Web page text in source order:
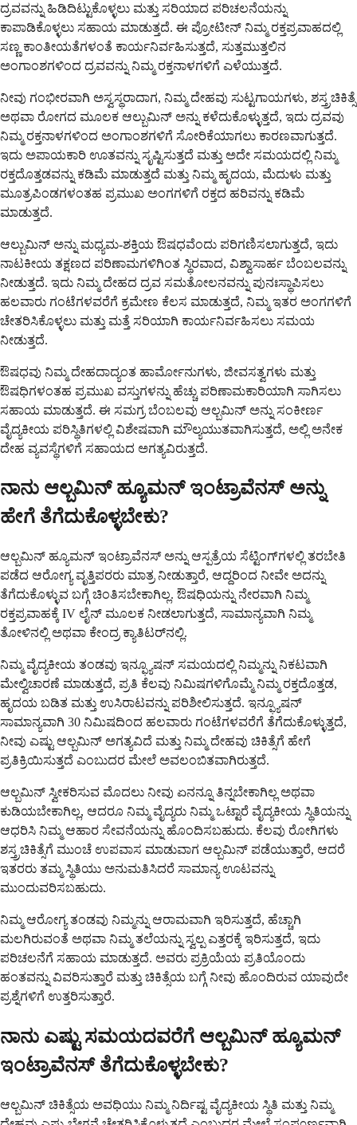
ದ್ರವವನ್ನು ಹಿಡಿದಿಟ್ಟುಕೊಳ್ಳಲು ಮತ್ತು ಸರಿಯಾದ ಪರಿಚಲನೆಯನ್ನು
ಕಾಪಾಡಿಕೊಳ್ಳಲು ಸಹಾಯ ಮಾಡುತ್ತದೆ. ಈ ಪ್ರೋಟೀನ್ ನಿಮ್ಮ ರಕ್ತಪ್ರವಾಹದಲ್ಲಿ
ಸಣ್ಣ ಕಾಂತೀಯತೆಗಳಂತೆ ಕಾರ್ಯನಿರ್ವಹಿಸುತ್ತದೆ, ಸುತ್ತಮುತ್ತಲಿನ
ಅಂಗಾಂಶಗಳಿಂದ ದ್ರವವನ್ನು ನಿಮ್ಮ ರಕ್ತನಾಳಗಳಿಗೆ ಎಳೆಯುತ್ತದೆ.
ನೀವು ಗಂಭೀರವಾಗಿ ಅಸ್ವಸ್ಥರಾದಾಗ, ನಿಮ್ಮ ದೇಹವು ಸುಟ್ಟಗಾಯಗಳು, ಶಸ್ತ್ರಚಿಕಿತ್ಸೆ
ಅಥವಾ ರೋಗದ ಮೂಲಕ ಆಲ್ಬುಮಿನ್ ಅನ್ನು ಕಳೆದುಕೊಳ್ಳುತ್ತದೆ, ಇದು ದ್ರವವು
ನಿಮ್ಮ ರಕ್ತನಾಳಗಳಿಂದ ಅಂಗಾಂಶಗಳಿಗೆ ಸೋರಿಕೆಯಾಗಲು ಕಾರಣವಾಗುತ್ತದೆ.
ಇದು ಅಪಾಯಕಾರಿ ಊತವನ್ನು ಸೃಷ್ಟಿಸುತ್ತದೆ ಮತ್ತು ಅದೇ ಸಮಯದಲ್ಲಿ ನಿಮ್ಮ
ರಕ್ತದೊತ್ತಡವನ್ನು ಕಡಿಮೆ ಮಾಡುತ್ತದೆ ಮತ್ತು ನಿಮ್ಮ ಹೃದಯ, ಮೆದುಳು ಮತ್ತು
ಮೂತ್ರಪಿಂಡಗಳಂತಹ ಪ್ರಮುಖ ಅಂಗಗಳಿಗೆ ರಕ್ತದ ಹರಿವನ್ನು ಕಡಿಮೆ
ಮಾಡುತ್ತದೆ.
ಆಲ್ಬುಮಿನ್ ಅನ್ನು ಮಧ್ಯಮ-ಶಕ್ತಿಯ ಔಷಧವೆಂದು ಪರಿಗಣಿಸಲಾಗುತ್ತದೆ, ಇದು
ನಾಟಕೀಯ ತಕ್ಷಣದ ಪರಿಣಾಮಗಳಿಗಿಂತ ಸ್ಥಿರವಾದ, ವಿಶ್ವಾಸಾರ್ಹ ಬೆಂಬಲವನ್ನು
ನೀಡುತ್ತದೆ. ಇದು ನಿಮ್ಮ ದೇಹದ ದ್ರವ ಸಮತೋಲನವನ್ನು ಪುನಃಸ್ಥಾಪಿಸಲು
ಹಲವಾರು ಗಂಟೆಗಳವರೆಗೆ ಕ್ರಮೇಣ ಕೆಲಸ ಮಾಡುತ್ತದೆ, ನಿಮ್ಮ ಇತರ ಅಂಗಗಳಿಗೆ
ಚೇತರಿಸಿಕೊಳ್ಳಲು ಮತ್ತು ಮತ್ತೆ ಸರಿಯಾಗಿ ಕಾರ್ಯನಿರ್ವಹಿಸಲು ಸಮಯ
ನೀಡುತ್ತದೆ.
ಔಷಧವು ನಿಮ್ಮ ದೇಹದಾದ್ಯಂತ ಹಾರ್ಮೋನುಗಳು, ಜೀವಸತ್ವಗಳು ಮತ್ತು
ಔಷಧಿಗಳಂತಹ ಪ್ರಮುಖ ವಸ್ತುಗಳನ್ನು ಹೆಚ್ಚು ಪರಿಣಾಮಕಾರಿಯಾಗಿ ಸಾಗಿಸಲು
ಸಹಾಯ ಮಾಡುತ್ತದೆ. ಈ ಸಮಗ್ರ ಬೆಂಬಲವು ಆಲ್ಬಮಿನ್ ಅನ್ನು ಸಂಕೀರ್ಣ
ವೈದ್ಯಕೀಯ ಪರಿಸ್ಥಿತಿಗಳಲ್ಲಿ ವಿಶೇಷವಾಗಿ ಮೌಲ್ಯಯುತವಾಗಿಸುತ್ತದೆ, ಅಲ್ಲಿ ಅನೇಕ
ದೇಹ ವ್ಯವಸ್ಥೆಗಳಿಗೆ ಸಹಾಯದ ಅಗತ್ಯವಿರುತ್ತದೆ.
ನಾನು ಆಲ್ಬಮಿನ್ ಹ್ಯೂಮನ್ ಇಂಟ್ರಾವೆನಸ್ ಅನ್ನು
ಹೇಗೆ ತೆಗೆದುಕೊಳ್ಳಬೇಕು?
ಆಲ್ಬಮಿನ್ ಹ್ಯೂಮನ್ ಇಂಟ್ರಾವೆನಸ್ ಅನ್ನು ಆಸ್ಪತ್ರೆಯ ಸೆಟ್ಟಿಂಗ್‌ಗಳಲ್ಲಿ ತರಬೇತಿ
ಪಡೆದ ಆರೋಗ್ಯ ವೃತ್ತಿಪರರು ಮಾತ್ರ ನೀಡುತ್ತಾರೆ, ಆದ್ದರಿಂದ ನೀವೇ ಅದನ್ನು
ತೆಗೆದುಕೊಳ್ಳುವ ಬಗ್ಗೆ ಚಿಂತಿಸಬೇಕಾಗಿಲ್ಲ. ಔಷಧಿಯನ್ನು ನೇರವಾಗಿ ನಿಮ್ಮ
ರಕ್ತಪ್ರವಾಹಕ್ಕೆ IV ಲೈನ್ ಮೂಲಕ ನೀಡಲಾಗುತ್ತದೆ, ಸಾಮಾನ್ಯವಾಗಿ ನಿಮ್ಮ
ತೋಳಿನಲ್ಲಿ ಅಥವಾ ಕೇಂದ್ರ ಕ್ಯಾತಿಟರ್‌ನಲ್ಲಿ.
ನಿಮ್ಮ ವೈದ್ಯಕೀಯ ತಂಡವು ಇನ್ಫ್ಯೂಷನ್ ಸಮಯದಲ್ಲಿ ನಿಮ್ಮನ್ನು ನಿಕಟವಾಗಿ
ಮೇಲ್ವಿಚಾರಣೆ ಮಾಡುತ್ತದೆ, ಪ್ರತಿ ಕೆಲವು ನಿಮಿಷಗಳಿಗೊಮ್ಮೆ ನಿಮ್ಮ ರಕ್ತದೊತ್ತಡ,
ಹೃದಯ ಬಡಿತ ಮತ್ತು ಉಸಿರಾಟವನ್ನು ಪರಿಶೀಲಿಸುತ್ತದೆ. ಇನ್ಫ್ಯೂಷನ್
ಸಾಮಾನ್ಯವಾಗಿ 30 ನಿಮಿಷದಿಂದ ಹಲವಾರು ಗಂಟೆಗಳವರೆಗೆ ತೆಗೆದುಕೊಳ್ಳುತ್ತದೆ,
ನೀವು ಎಷ್ಟು ಆಲ್ಬಮಿನ್ ಅಗತ್ಯವಿದೆ ಮತ್ತು ನಿಮ್ಮ ದೇಹವು ಚಿಕಿತ್ಸೆಗೆ ಹೇಗೆ
ಪ್ರತಿಕ್ರಿಯಿಸುತ್ತದೆ ಎಂಬುದರ ಮೇಲೆ ಅವಲಂಬಿತವಾಗಿರುತ್ತದೆ.
ಆಲ್ಬಮಿನ್ ಸ್ವೀಕರಿಸುವ ಮೊದಲು ನೀವು ಏನನ್ನೂ ತಿನ್ನಬೇಕಾಗಿಲ್ಲ ಅಥವಾ
ಕುಡಿಯಬೇಕಾಗಿಲ್ಲ, ಆದರೂ ನಿಮ್ಮ ವೈದ್ಯರು ನಿಮ್ಮ ಒಟ್ಟಾರೆ ವೈದ್ಯಕೀಯ ಸ್ಥಿತಿಯನ್ನು
ಆಧರಿಸಿ ನಿಮ್ಮ ಆಹಾರ ಸೇವನೆಯನ್ನು ಹೊಂದಿಸಬಹುದು. ಕೆಲವು ರೋಗಿಗಳು
ಶಸ್ತ್ರಚಿಕಿತ್ಸೆಗೆ ಮುಂಚೆ ಉಪವಾಸ ಮಾಡುವಾಗ ಆಲ್ಬಮಿನ್ ಪಡೆಯುತ್ತಾರೆ, ಆದರೆ
ಇತರರು ತಮ್ಮ ಸ್ಥಿತಿಯು ಅನುಮತಿಸಿದರೆ ಸಾಮಾನ್ಯ ಊಟವನ್ನು
ಮುಂದುವರಿಸಬಹುದು.
ನಿಮ್ಮ ಆರೋಗ್ಯ ತಂಡವು ನಿಮ್ಮನ್ನು ಆರಾಮವಾಗಿ ಇರಿಸುತ್ತದೆ, ಹೆಚ್ಚಾಗಿ
ಮಲಗಿರುವಂತೆ ಅಥವಾ ನಿಮ್ಮ ತಲೆಯನ್ನು ಸ್ವಲ್ಪ ಎತ್ತರಕ್ಕೆ ಇರಿಸುತ್ತದೆ, ಇದು
ಪರಿಚಲನೆಗೆ ಸಹಾಯ ಮಾಡುತ್ತದೆ. ಅವರು ಪ್ರಕ್ರಿಯೆಯ ಪ್ರತಿಯೊಂದು
ಹಂತವನ್ನು ವಿವರಿಸುತ್ತಾರೆ ಮತ್ತು ಚಿಕಿತ್ಸೆಯ ಬಗ್ಗೆ ನೀವು ಹೊಂದಿರುವ ಯಾವುದೇ
ಪ್ರಶ್ನೆಗಳಿಗೆ ಉತ್ತರಿಸುತ್ತಾರೆ.
ನಾನು ಎಷ್ಟು ಸಮಯದವರೆಗೆ ಆಲ್ಬಮಿನ್ ಹ್ಯೂಮನ್
ಇಂಟ್ರಾವೆನಸ್ ತೆಗೆದುಕೊಳ್ಳಬೇಕು?
ಆಲ್ಬಮಿನ್ ಚಿಕಿತ್ಸೆಯ ಅವಧಿಯು ನಿಮ್ಮ ನಿರ್ದಿಷ್ಟ ವೈದ್ಯಕೀಯ ಸ್ಥಿತಿ ಮತ್ತು ನಿಮ್ಮ